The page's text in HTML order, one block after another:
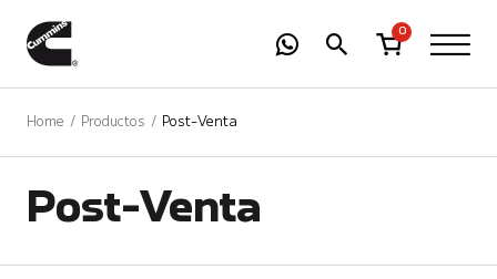
0
Home Productos Post-Venta
Post-Venta